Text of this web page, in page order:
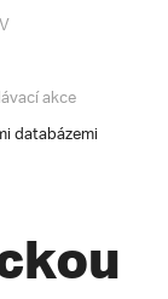
akce
databázemi